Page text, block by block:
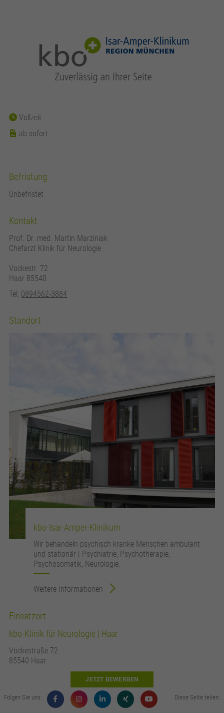
Vollzeit
ab sofort
Befristung
Unbefristet
Kontakt
Prof. Dr. med. Martin Marziniak
Chefarzt Klinik für Neurologie
Vockestr. 72
Haar 85540
Tel: 0894562-3884
Standort
kbo-Isar-Amper-Klinikum
Wir behandeln psychisch kranke Menschen ambulant
und stationär | Psychiatrie, Psychotherapie,
Psychosomatik, Neurologie.
Weitere Informationen
Einsatzort
kbo-Klinik für Neurologie | Haar
Vockestraße 72
85540 Haar
JETZT BEWERBEN
Folgen Sie uns: Diese Seite teilen: